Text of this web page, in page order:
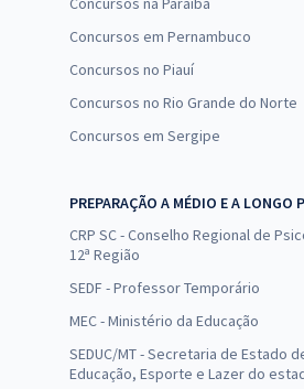
Concursos em Pernambuco
Concursos no Piauí
Concursos no Rio Grande do Norte
Concursos em Sergipe
PREPARAÇÃO A MÉDIO E A LONGO
CRP SC - Conselho Regional de
12ª Região
SEDF - Professor Temporário
MEC - Ministério da Educação
SEDUC/MT - Secretaria de Estado
Educação, Esporte e Lazer do